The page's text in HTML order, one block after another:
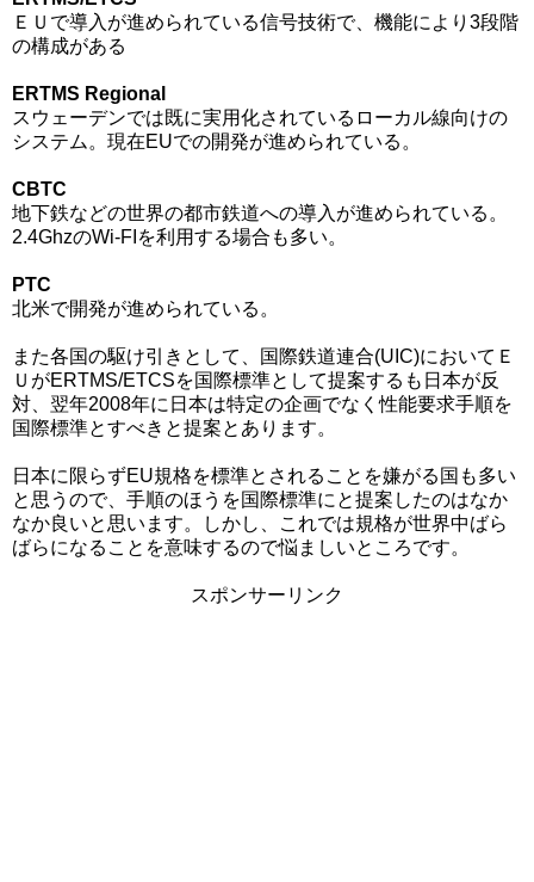
ＥＵで導入が進められている信号技術で、機能により3段階
の構成がある
ERTMS Regional
スウェーデンでは既に実用化されているローカル線向けの
システム。現在EUでの開発が進められている。
CBTC
地下鉄などの世界の都市鉄道への導入が進められている。
2.4GhzのWi-FIを利用する場合も多い。
PTC
北米で開発が進められている。
また各国の駆け引きとして、国際鉄道連合(UIC)においてＥ
ＵがERTMS/ETCSを国際標準として提案するも日本が反
対、翌年2008年に日本は特定の企画でなく性能要求手順を
国際標準とすべきと提案とあります。
日本に限らずEU規格を標準とされることを嫌がる国も多い
と思うので、手順のほうを国際標準にと提案したのはなか
なか良いと思います。しかし、これでは規格が世界中ばら
ばらになることを意味するので悩ましいところです。
スポンサーリンク